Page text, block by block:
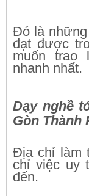
Đó là những
đạt được
muốn trao
nhanh nhất.
Dạy nghề
Gòn Thành
Địa chỉ làm
chỉ việc uy
đến.